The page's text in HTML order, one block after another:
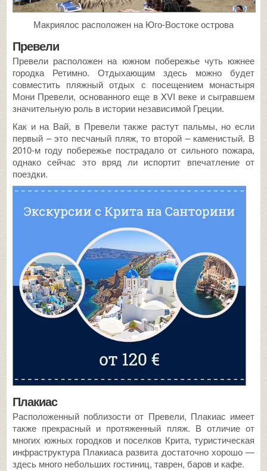
Макриялос расположен на Юго-Востоке острова
Превели
Превели расположен на южном побережье чуть южнее
городка Ретимно. Отдыхающим здесь можно будет
совместить пляжный отдых с посещением монастыря
Мони Превели, основанного еще в XVI веке и сыгравшем
значительную роль в истории независимой Греции.
Как и на Вай, в Превели также растут пальмы, но если
первый – это песчаный пляж, то второй – каменистый. В
2010-м году побережье пострадало от сильного пожара,
однако сейчас это вряд ли испортит впечатление от
поездки.
Плакиас
Расположенный поблизости от Превели, Плакиас имеет
также прекрасный и протяженный пляж. В отличие от
многих южных городков и поселков Крита, туристическая
инфраструктура Плакиаса развита достаточно хорошо —
здесь много небольших гостиниц, таврен, баров и кафе.